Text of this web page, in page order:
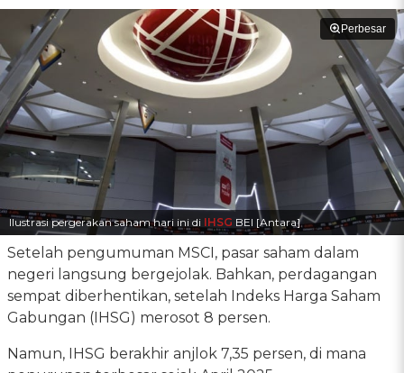
Perbesar
Ilustrasi pergerakan saham hari ini di IHSG BEI [Antara]
Setelah pengumuman MSCI, pasar saham dalam
negeri langsung bergejolak. Bahkan, perdagangan
sempat diberhentikan, setelah Indeks Harga Saham
Gabungan (IHSG) merosot 8 persen.
Namun, IHSG berakhir anjlok 7,35 persen, di mana